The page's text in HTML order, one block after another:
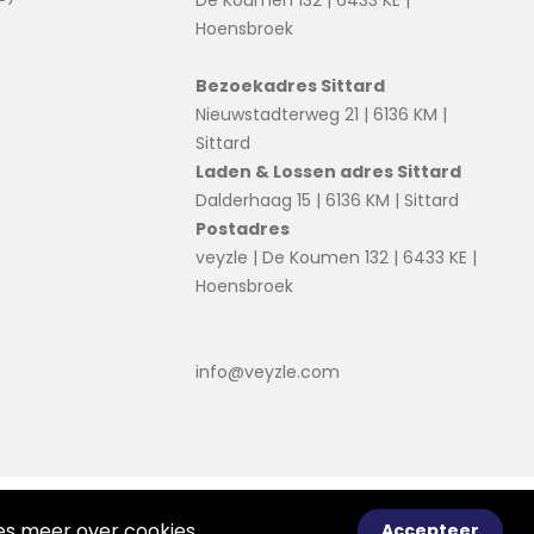
Hoensbroek
Bezoekadres Sittard
Nieuwstadterweg 21 | 6136 KM |
Sittard
Laden & Lossen adres Sittard
Dalderhaag 15 | 6136 KM | Sittard
Postadres
veyzle | De Koumen 132 | 6433 KE |
Hoensbroek
info@veyzle.com